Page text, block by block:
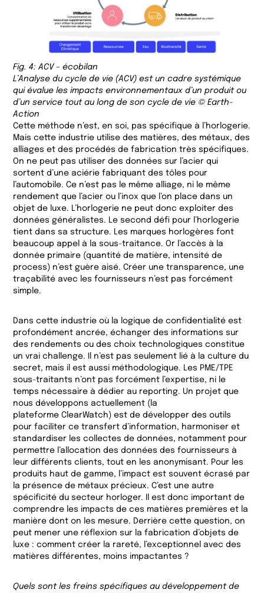
Fig. 4: ACV – écobilan
L’Analyse du cycle de vie (ACV) est un cadre systémique
qui évalue les impacts environnementaux d’un produit ou
d’un service tout au long de son cycle de vie © Earth-
Action
Cette méthode n’est, en soi, pas spécifique à l’horlogerie.
Mais cette industrie utilise des matières, des métaux, des
alliages et des procédés de fabrication très spécifiques.
On ne peut pas utiliser des données sur l’acier qui
sortent d’une aciérie fabriquant des tôles pour
l’automobile. Ce n’est pas le même alliage, ni le même
rendement que l’acier ou l’inox que l’on place dans un
objet de luxe. L’horlogerie ne peut donc exploiter des
données généralistes. Le second défi pour l’horlogerie
tient dans sa structure. Les marques horlogères font
beaucoup appel à la sous-traitance. Or l’accès à la
donnée primaire (quantité de matière, intensité de
process) n’est guère aisé. Créer une transparence, une
traçabilité avec les fournisseurs n’est pas forcément
simple.
Dans cette industrie où la logique de confidentialité est
profondément ancrée, échanger des informations sur
des rendements ou des choix technologiques constitue
un vrai challenge. Il n’est pas seulement lié à la culture du
secret, mais il est aussi méthodologique. Les PME/TPE
sous-traitants n’ont pas forcément l’expertise, ni le
temps nécessaire à dédier au reporting. Un projet que
nous développons actuellement (la
plateforme ClearWatch) est de développer des outils
pour faciliter ce transfert d’information, harmoniser et
standardiser les collectes de données, notamment pour
permettre l’allocation des données des fournisseurs à
leur différents clients, tout en les anonymisant. Pour les
produits haut de gamme, l’impact est souvent écrasé par
la présence de métaux précieux. C’est une autre
spécificité du secteur horloger. Il est donc important de
comprendre les impacts de ces matières premières et la
manière dont on les mesure. Derrière cette question, on
peut mener une réflexion sur la fabrication d’objets de
luxe : comment créer la rareté, l’exceptionnel avec des
matières différentes, moins impactantes ?
Quels sont les freins spécifiques au développement de